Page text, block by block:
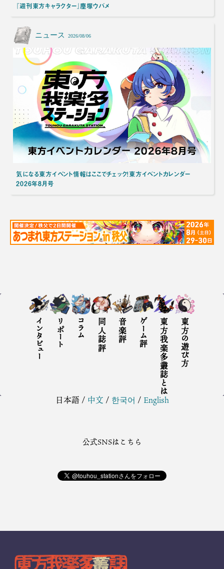
『週刊東方キャラクター』塵塚ウバメ
ニュース 2026/08/06
気になる東方イベント情報はここでチェック！東方イベントカレンダー
2026年8月号
インタビュー リポート コラム 同人誌評 音楽評 ゲーム評 東方我楽多叢誌とは 東方の遊び方
日本語/ 中文 / 한국어 / English
公式SNSはこちら